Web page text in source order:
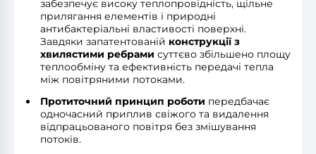
забезпечує високу теплопровідність, щільне
прилягання елементів і природні
антибактеріальні властивості поверхні.
Завдяки запатентованій конструкції з
хвилястими ребрами суттєво збільшено площу
теплообміну та ефективність передачі тепла
між повітряними потоками.
Протиточний принцип роботи передбачає
одночасний приплив свіжого та видалення
відпрацьованого повітря без змішування
потоків.